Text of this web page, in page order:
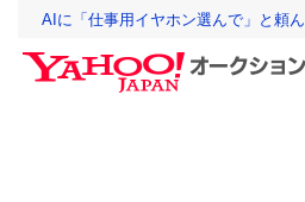
AIに「仕事用イヤホン選んで」と頼